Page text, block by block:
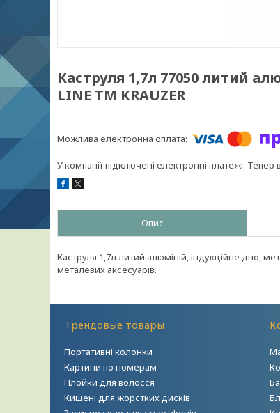
Каструля 1,7л 77050 литий
LINE ТМ KRAUZER
У компанії підключені електронні платежі.
Опис
Каструля 1,7л литий алюміній, індукційне дно,
металевих аксесуарів.
Трендовые товары
Портативні колонки
Картини по номерам
Плойки для волосся
Кишені для жорстких дисків